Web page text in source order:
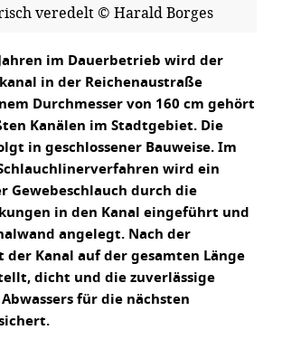
veredelt © Harald Borges
im Dauerbetrieb wird der
in der Reichenaustraße
Durchmesser von 160 cm gehört
Kanälen im Stadtgebiet. Die
in geschlossener Bauweise. Im
wird ein
Gewebeschlauch durch die
in den Kanal eingeführt und
angelegt. Nach der
der Kanal auf der gesamten Länge
dicht und die zuverlässige
für die nächsten